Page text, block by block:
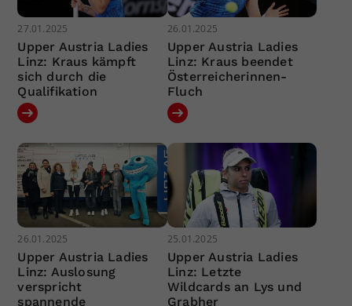
27.01.2025
Upper Austria Ladies
Linz: Kraus kämpft
sich durch die
Qualifikation
26.01.2025
Upper Austria Ladies
Linz: Kraus beendet
Österreicherinnen-
Fluch
26.01.2025
Upper Austria Ladies
Linz: Auslosung
verspricht
spannende
25.01.2025
Upper Austria Ladies
Linz: Letzte
Wildcards an Lys und
Grabher